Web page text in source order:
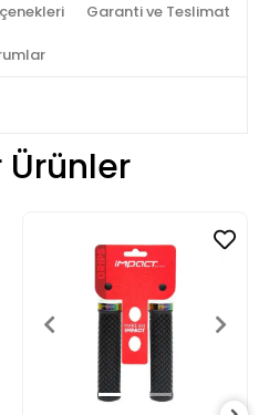
Garanti ve Teslimat
Ürünler